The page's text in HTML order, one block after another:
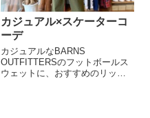
カジュアル×スケーターコ
ーデ
カジュアルなBARNS
OUTFITTERSのフットボールス
ウェットに、おすすめのリップ